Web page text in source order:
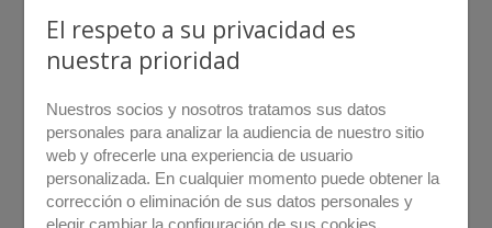
El respeto a su privacidad es
nuestra prioridad
Nuestros socios y nosotros tratamos sus datos
personales para analizar la audiencia de nuestro sitio
web y ofrecerle una experiencia de usuario
personalizada. En cualquier momento puede obtener la
corrección o eliminación de sus datos personales y
elegir cambiar la configuración de sus cookies.